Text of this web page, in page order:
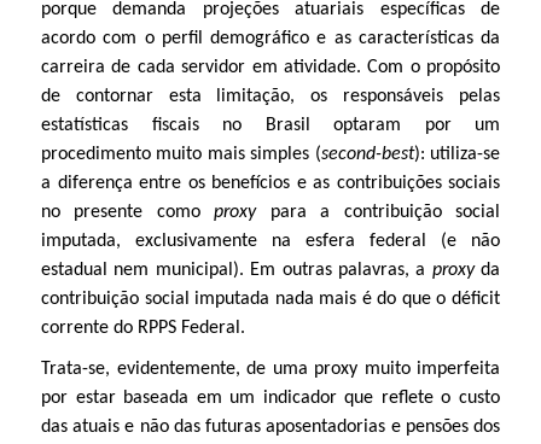
porque demanda projeções atuariais específicas de
acordo com o perfil demográfico e as características da
carreira de cada servidor em atividade. Com o propósito
de contornar esta limitação, os responsáveis pelas
estatísticas fiscais no Brasil optaram por um
procedimento muito mais simples (second-best): utiliza-se
a diferença entre os benefícios e as contribuições sociais
no presente comoproxypara a contribuição social
imputada, exclusivamente na esfera federal (e não
estadual nem municipal). Em outras palavras, a proxyda
contribuição social imputada nada mais é do que o déficit
corrente do RPPS Federal.
Trata-se, evidentemente, de uma proxy muito imperfeita
por estar baseada em um indicador que reflete o custo
das atuais e não das futuras aposentadorias e pensões dos